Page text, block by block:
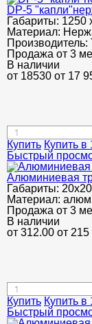
DP-5
Габариты: 1250
Материал:
Производитель:
Продажа от 3
В наличии
от 18530 от 17
Купить Купить в
Быстрый
Алюминиевая
Габариты:
Материал:
Продажа от 3
В наличии
от 312.00 от 215
Купить Купить в
Быстрый